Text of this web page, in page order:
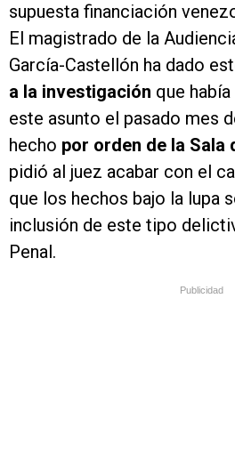
supuesta financiación
El magistrado de la
García-Castellón ha dado
a la investigación que
este asunto el pasado mes
hecho por orden de la Sala
pidió al juez acabar con el
que los hechos bajo la lupa
inclusión de este tipo
Penal.
Publicidad